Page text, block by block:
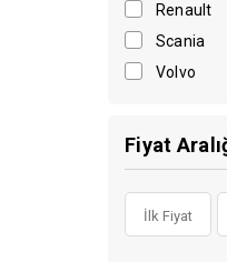
Renault
Scania
Volvo
Fiyat